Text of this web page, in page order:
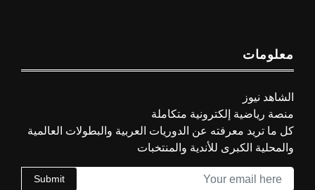
معلومات
الشاهد نيوز
منصة رياضية إلكترونية متكاملة
كل ما تريد معرفته عن الدوريات العربية والبطولات العالمية
والمحلية الكبرى للأندية والمنتخبات
Submit